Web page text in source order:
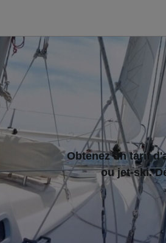
Obtenez un tarif
ou jet-ski.